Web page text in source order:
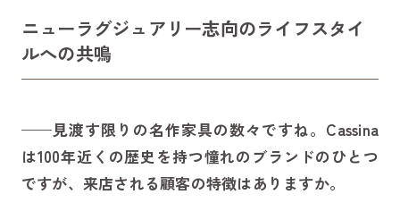
ニューラグジュアリー志向のライフスタイ
ルへの共鳴
——見渡す限りの名作家具の数々ですね。Cassina
は100年近くの歴史を持つ憧れのブランドのひとつ
ですが、来店される顧客の特徴はありますか。